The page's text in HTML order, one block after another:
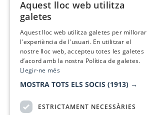
Aquest lloc web utilitza
galetes
Aquest lloc web utilitza galetes per millorar
l'experiència de l'usuari. En utilitzar el
nostre lloc web, accepteu totes les galetes
d’acord amb la nostra Política de galetes.
Llegir-ne més
MOSTRA TOTS ELS SOCIS (1913) →
ESTRICTAMENT NECESSÀRIES